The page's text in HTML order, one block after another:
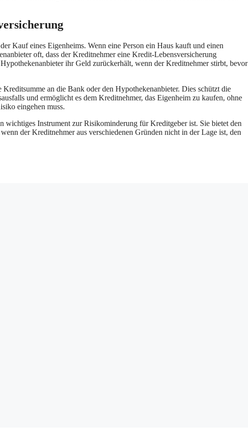
Kauf eines Eigenheims. Wenn eine Person ein Haus kauft und einen
oft, dass der Kreditnehmer eine Kredit-Lebensversicherung
ihr Geld zurückerhält, wenn der Kreditnehmer stirbt, bevor
an die Bank oder den Hypothekenanbieter. Dies schützt die
und ermöglicht es dem Kreditnehmer, das Eigenheim zu kaufen, ohne
eingehen muss.
wichtiges Instrument zur Risikominderung für Kreditgeber ist. Sie bietet den
der Kreditnehmer aus verschiedenen Gründen nicht in der Lage ist, den